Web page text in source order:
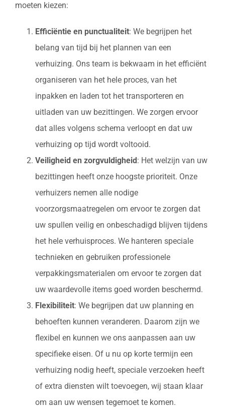
moeten kiezen:
Efficiëntie en punctualiteit: We begrijpen het
belang van tijd bij het plannen van een
verhuizing. Ons team is bekwaam in het efficiënt
organiseren van het hele proces, van het
inpakken en laden tot het transporteren en
uitladen van uw bezittingen. We zorgen ervoor
dat alles volgens schema verloopt en dat uw
verhuizing op tijd wordt voltooid.
Veiligheid en zorgvuldigheid : Het welzijn van uw
bezittingen heeft onze hoogste prioriteit. Onze
verhuizers nemen alle nodige
voorzorgsmaatregelen om ervoor te zorgen dat
uw spullen veilig en onbeschadigd blijven tijdens
het hele verhuisproces. We hanteren speciale
technieken en gebruiken professionele
verpakkingsmaterialen om ervoor te zorgen dat
uw waardevolle items goed worden beschermd.
Flexibiliteit: We begrijpen dat uw planning en
behoeften kunnen veranderen. Daarom zijn we
flexibel en kunnen we ons aanpassen aan uw
specifieke eisen. Of u nu op korte termijn een
verhuizing nodig heeft, speciale verzoeken heeft
of extra diensten wilt toevoegen, wij staan klaar
om aan uw wensen tegemoet te komen.